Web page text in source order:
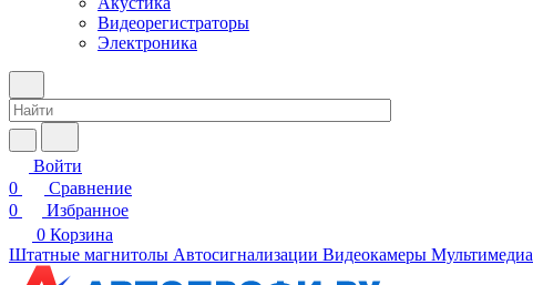
Видеорегистраторы
Электроника
Войти
0
Сравнение
0
Избранное
0 Корзина
Штатные магнитолы Автосигнализации Видеокамеры Мультимедиа